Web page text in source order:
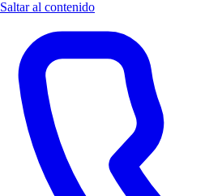
Saltar al contenido